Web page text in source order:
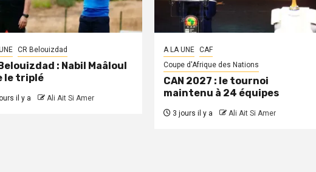
CR Belouizdad
: Nabil Maâloul
le triplé
il y a Ali Ait Si Amer
A LA UNE CAF
Coupe d'Afrique des Nations
CAN 2027 : le tournoi
maintenu à 24 équipes
3 jours il y a Ali Ait Si Amer